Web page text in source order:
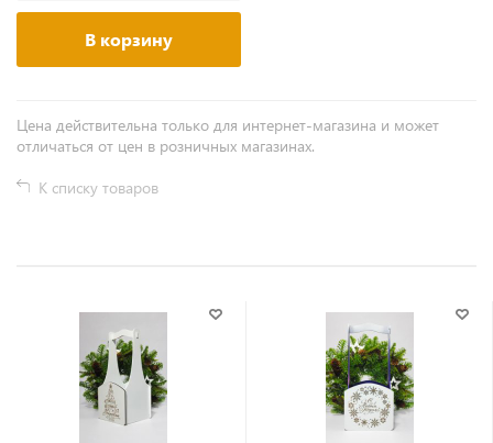
В корзину
Цена действительна только для интернет-магазина и может
отличаться от цен в розничных магазинах.
К списку товаров